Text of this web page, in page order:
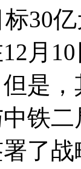
30
月
是
铁
了